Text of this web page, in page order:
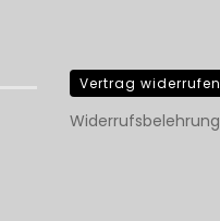
Vertrag widerrufen
Widerrufsbelehrung